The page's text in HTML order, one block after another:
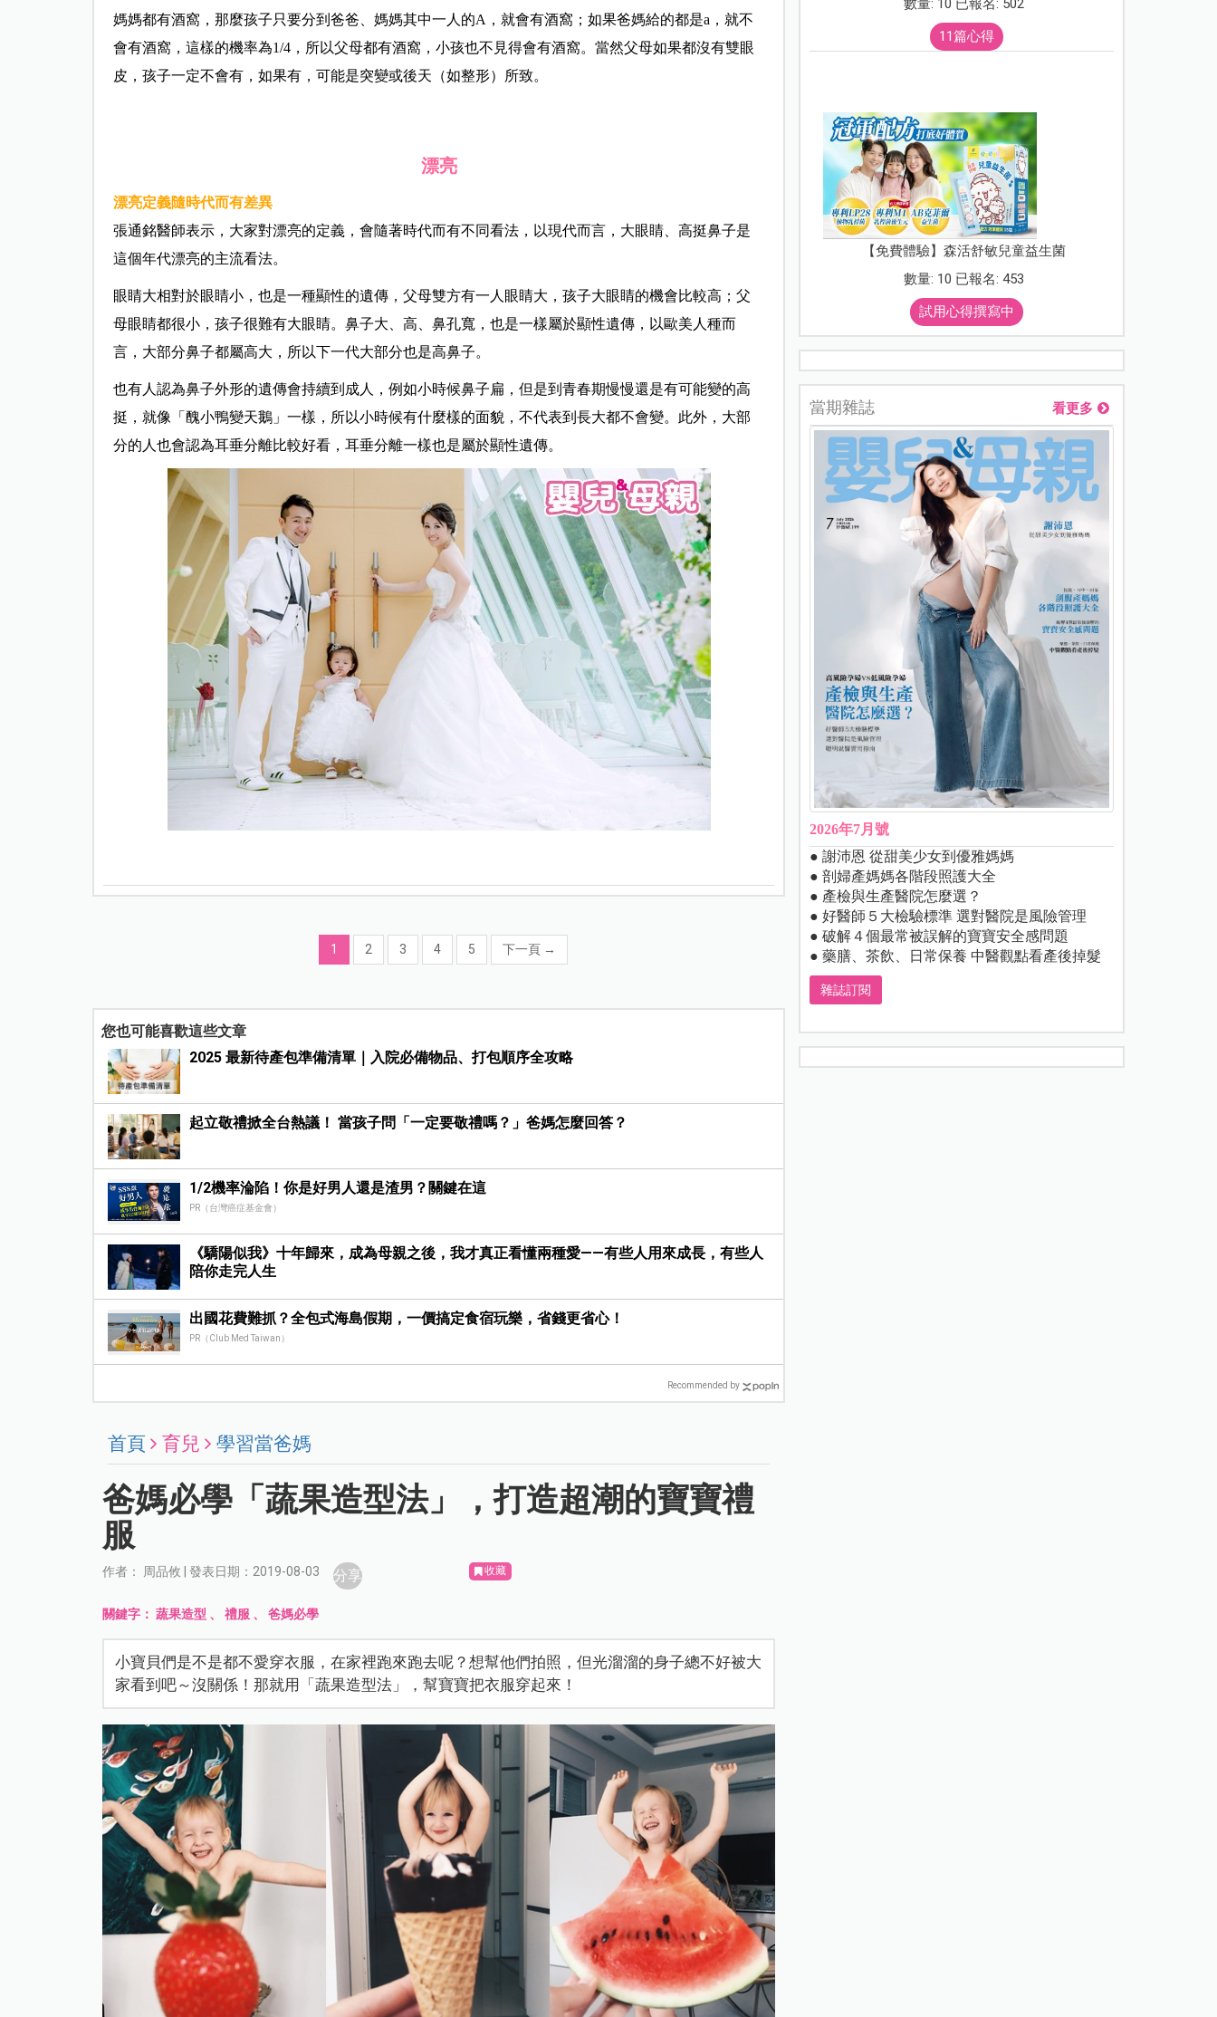
媽媽都有酒窩，那麼孩子只要分到爸爸、媽媽其中一人的A，就會有酒窩；如果爸媽給的都是a，就不
會有酒窩，這樣的機率為1/4，所以父母都有酒窩，小孩也不見得會有酒窩。當然父母如果都沒有雙眼
皮，孩子一定不會有，如果有，可能是突變或後天（如整形）所致。
漂亮
漂亮定義隨時代而有差異
張通銘醫師表示，大家對漂亮的定義，會隨著時代而有不同看法，以現代而言，大眼睛、高挺鼻子是
這個年代漂亮的主流看法。
眼睛大相對於眼睛小，也是一種顯性的遺傳，父母雙方有一人眼睛大，孩子大眼睛的機會比較高；父
母眼睛都很小，孩子很難有大眼睛。鼻子大、高、鼻孔寬，也是一樣屬於顯性遺傳，以歐美人種而
言，大部分鼻子都屬高大，所以下一代大部分也是高鼻子。
也有人認為鼻子外形的遺傳會持續到成人，例如小時候鼻子扁，但是到青春期慢慢還是有可能變的高
挺，就像「醜小鴨變天鵝」一樣，所以小時候有什麼樣的面貌，不代表到長大都不會變。此外，大部
分的人也會認為耳垂分離比較好看，耳垂分離一樣也是屬於顯性遺傳。
1 2 3 4 5 下一頁 →
您也可能喜歡這些文章
2025 最新待產包準備清單｜入院必備物品、打包順序全攻略
起立敬禮掀全台熱議！ 當孩子問「一定要敬禮嗎？」爸媽怎麼回答？
1/2機率淪陷！你是好男人還是渣男？關鍵在這
PR（台灣癌症基金會）
《驕陽似我》十年歸來，成為母親之後，我才真正看懂兩種愛——有些人用來成長，有些人
陪你走完人生
出國花費難抓？全包式海島假期，一價搞定食宿玩樂，省錢更省心！
PR（Club Med Taiwan）
Recommended by
首頁 育兒 學習當爸媽
爸媽必學「蔬果造型法」，打造超潮的寶寶禮
服
作者： 周品攸 | 發表日期：2019-08-03 分享 收藏
關鍵字：蔬果造型 、禮服 、爸媽必學
小寶貝們是不是都不愛穿衣服，在家裡跑來跑去呢？想幫他們拍照，但光溜溜的身子總不好被大
家看到吧～沒關係！那就用「蔬果造型法」，幫寶寶把衣服穿起來！
數量: 10 已報名: 502
11篇心得
【免費體驗】森活舒敏兒童益生菌
數量: 10 已報名: 453
試用心得撰寫中
當期雜誌 看更多
2026年7月號
● 謝沛恩 從甜美少女到優雅媽媽
● 剖婦產媽媽各階段照護大全
● 產檢與生產醫院怎麼選？
● 好醫師５大檢驗標準 選對醫院是風險管理
● 破解４個最常被誤解的寶寶安全感問題
● 藥膳、茶飲、日常保養 中醫觀點看產後掉髮
雜誌訂閱